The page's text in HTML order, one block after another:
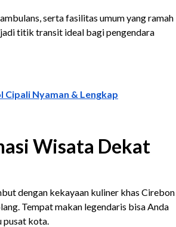
serta fasilitas umum yang ramah
titik transit ideal bagi pengendara
Cipali Nyaman & Lengkap
Wisata Dekat
dengan kekayaan kuliner khas Cirebon
Tempat makan legendaris bisa Anda
pusat kota.